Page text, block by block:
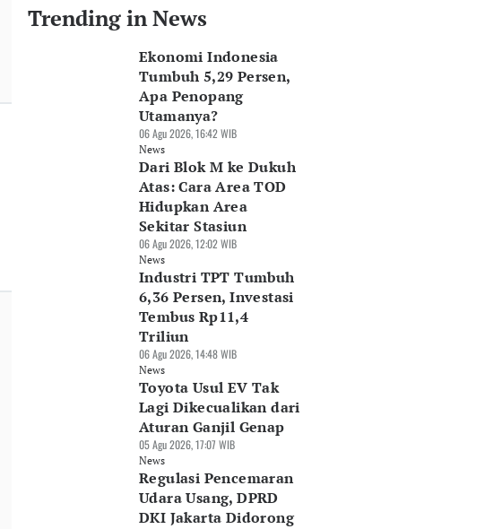
Trending in News
Ekonomi Indonesia
Tumbuh 5,29 Persen,
Apa Penopang
Utamanya?
06 Agu 2026, 16:42 WIB
News
Dari Blok M ke Dukuh
Atas: Cara Area TOD
Hidupkan Area
Sekitar Stasiun
06 Agu 2026, 12:02 WIB
News
Industri TPT Tumbuh
6,36 Persen, Investasi
Tembus Rp11,4
Triliun
06 Agu 2026, 14:48 WIB
News
Toyota Usul EV Tak
Lagi Dikecualikan dari
Aturan Ganjil Genap
05 Agu 2026, 17:07 WIB
News
Regulasi Pencemaran
Udara Usang, DPRD
DKI Jakarta Didorong